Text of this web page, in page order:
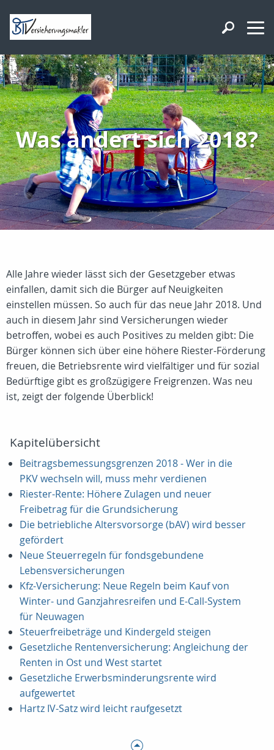
Was ändert sich 2018?
Alle Jahre wieder lässt sich der Gesetzgeber etwas
einfallen, damit sich die Bürger auf Neuigkeiten
einstellen müssen. So auch für das neue Jahr 2018. Und
auch in diesem Jahr sind Versicherungen wieder
betroffen, wobei es auch Positives zu melden gibt: Die
Bürger können sich über eine höhere Riester-Förderung
freuen, die Betriebsrente wird vielfältiger und für sozial
Bedürftige gibt es großzügigere Freigrenzen. Was neu
ist, zeigt der folgende Überblick!
Kapitelübersicht
Beitragsbemessungsgrenzen 2018 - Wer in die
PKV wechseln will, muss mehr verdienen
Riester-Rente: Höhere Zulagen und neuer
Freibetrag für die Grundsicherung
Die betriebliche Altersvorsorge (bAV) wird besser
gefördert
Neue Steuerregeln für fondsgebundene
Lebensversicherungen
Kfz-Versicherung: Neue Regeln beim Kauf von
Winter- und Ganzjahresreifen und E-Call-System
für Neuwagen
Steuerfreibeträge und Kindergeld steigen
Gesetzliche Rentenversicherung: Angleichung der
Renten in Ost und West startet
Gesetzliche Erwerbsminderungsrente wird
aufgewertet
Hartz IV-Satz wird leicht raufgesetzt